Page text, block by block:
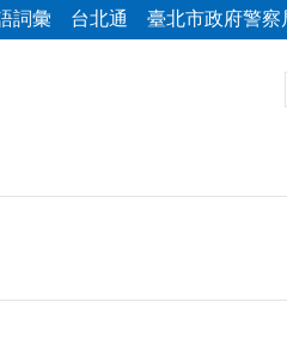
詞彙 台北通 臺北市政府警察